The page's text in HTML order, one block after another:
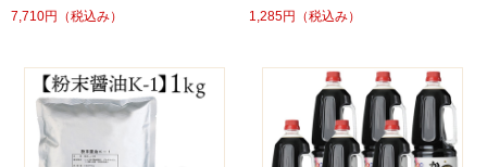
7,710円 （税込み） 1,285円 （税込み）